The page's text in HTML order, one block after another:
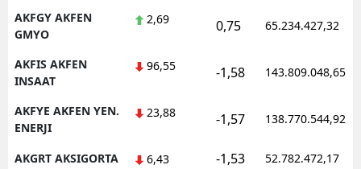
AKFGY AKFEN
GMYO
2,69 0,75 65.234.427,32
AKFIS AKFEN
INSAAT
96,55 -1,58 143.809.048,65
AKFYE AKFEN YEN.
ENERJI
23,88 -1,57 138.770.544,92
AKGRT AKSIGORTA 6,43 -1,53 52.782.472,17